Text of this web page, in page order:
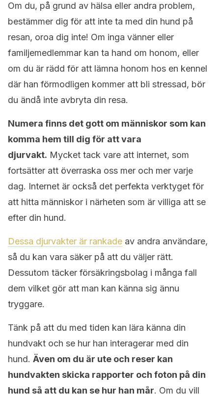
Om du, på grund av hälsa eller andra problem,
bestämmer dig för att inte ta med din hund på
resan, oroa dig inte! Om inga vänner eller
familjemedlemmar kan ta hand om honom, eller
om du är rädd för att lämna honom hos en kennel
där han förmodligen kommer att bli stressad, bör
du ändå inte avbryta din resa.
Numera finns det gott om människor som kan
komma hem till dig för att vara
djurvakt. Mycket tack vare att internet, som
fortsätter att överraska oss mer och mer varje
dag. Internet är också det perfekta verktyget för
att hitta människor i närheten som är villiga att se
efter din hund.
Dessa djurvakter är rankade av andra användare,
så du kan vara säker på att du väljer rätt.
Dessutom täcker försäkringsbolag i många fall
dem vilket gör att man kan känna sig ännu
tryggare.
Tänk på att du med tiden kan lära känna din
hundvakt och se hur han interagerar med din
hund. Även om du är ute och reser kan
hundvakten skicka rapporter och foton på din
hund så att du kan se hur han mår. Om du vill